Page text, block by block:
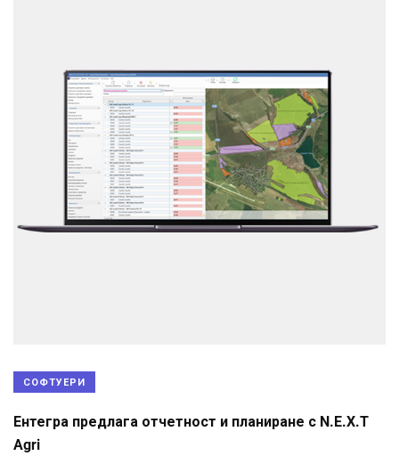
СОФТУЕРИ
Ентегра предлага отчетност и планиране с N.E.X.T
Agri